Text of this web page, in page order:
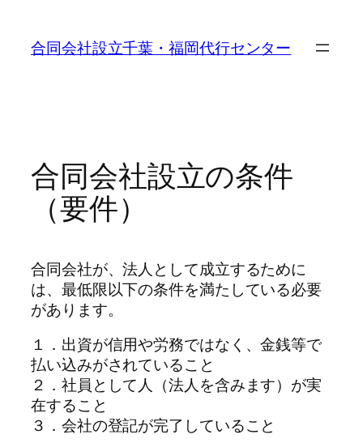
合同会社設立千葉・福岡代行センター
合同会社設立の条件
（要件）
合同会社が、法人として成立するために
は、最低限以下の条件を満たしている必要
があります。
１．出資が信用や労務ではなく、金銭等で
払い込みがされていること
２．社員として人（法人を含みます）が実
在すること
３．会社の登記が完了していること